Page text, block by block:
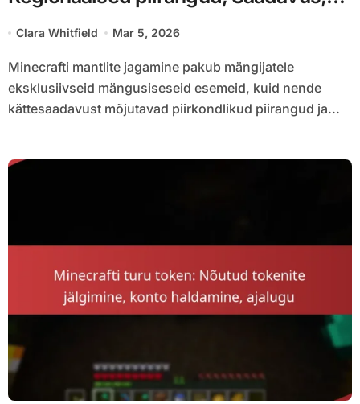
Sobivuse kriteeriumid
Clara Whitfield Mar 5, 2026
Minecrafti mantlite jagamine pakub mängijatele
eksklusiivseid mängusiseseid esemeid, kuid nende
kättesaadavust mõjutavad piirkondlikud piirangud ja...